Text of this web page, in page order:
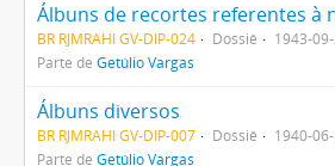
BR RJMRAHI GV-DIP-024 Dossiê
1943-
Parte de Getúlio Vargas
Álbuns diversos
BR RJMRAHI GV-DIP-007 Dossiê
1940-
Parte de Getúlio Vargas